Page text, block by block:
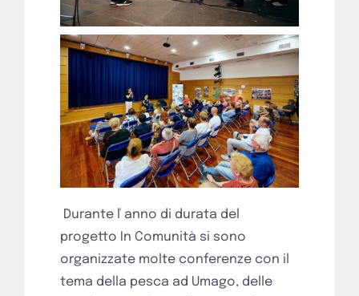
Durante ľ anno di durata del
progetto In Comunità si sono
organizzate molte conferenze con il
tema della pesca ad Umago, delle